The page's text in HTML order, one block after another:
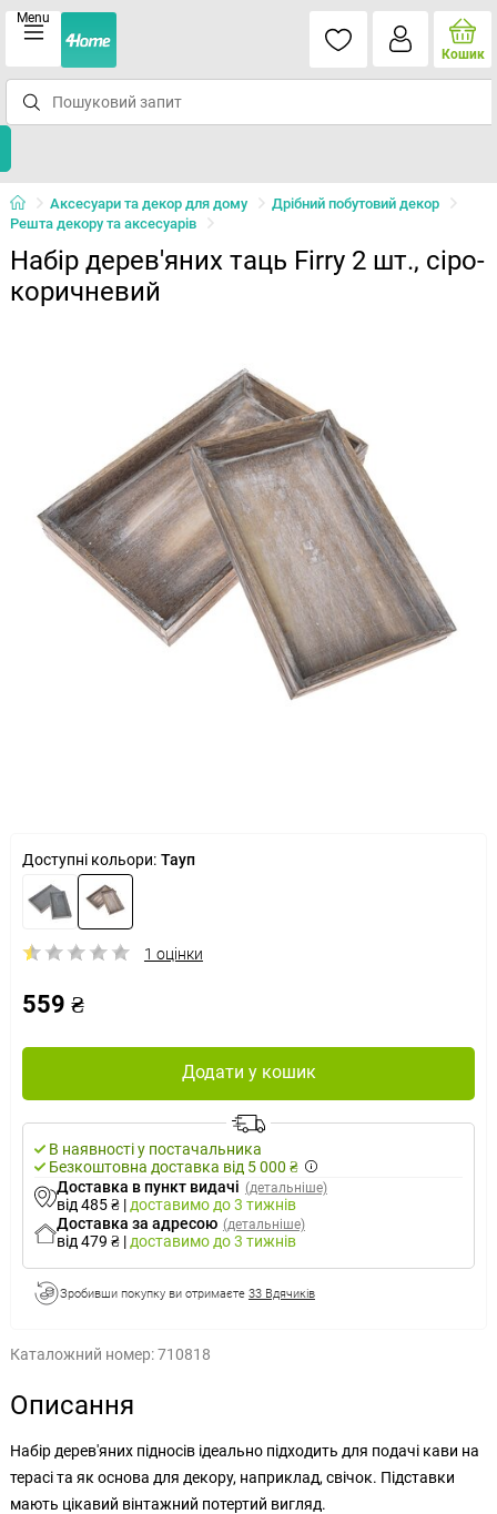
Menu
Кошик
Аксесуари та декор для дому
Дрібний побутовий декор
Решта декору та аксесуарів
Набір дерев'яних таць Firry 2 шт., сіро-
коричневий
Доступні кольори: Тауп
1 оцінки
559 ₴
Додати у кошик
В наявності у постачальника
Безкоштовна доставка від 5 000 ₴
Доставка в пункт видачі (детальніше)
від 485 ₴ | доставимо до 3 тижнів
Доставка за адресою (детальніше)
від 479 ₴ | доставимо до 3 тижнів
Зробивши покупку ви отримаєте 33 Вдячиків
Каталожний номер:710818
Описання
Набір дерев'яних підносів ідеально підходить для подачі кави на
терасі та як основа для декору, наприклад, свічок. Підставки
мають цікавий вінтажний потертий вигляд.